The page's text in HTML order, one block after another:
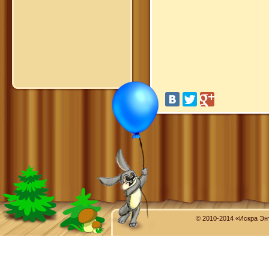
© 2010-2014 «Искра